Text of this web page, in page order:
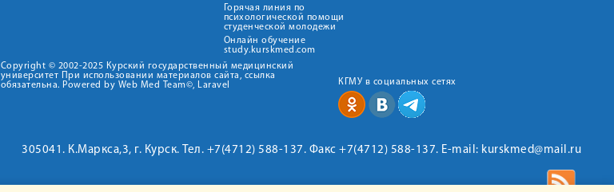
Горячая линия по
психологической помощи
студенческой молодежи
Онлайн обучение
study.kurskmed.com
Copyright © 2002-2025 Курский государственный медицинский
университет При использовании материалов сайта, ссылка
обязательна. Powered by Web Med Team©, Laravel
КГМУ в социальных сетях
305041. К.Маркса,3, г. Курск. Тел. +7(4712) 588-137. Факс +7(4712) 588-137. E-mail: kurskmed@mail.ru